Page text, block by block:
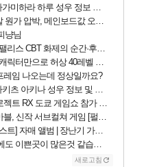
미하라 하루 성우 정보 및 주요 필모
원가 압박, 메인보드값 오르나
냥님
리스 CBT 화제의 순간·후기 모음
로 허상 40레벨 하이와티아 5분 컷!｜에이메스·린네·모니에 명함
레임 나오는데 정상일까요?
츠 아키나 성우 정보 및 주요 필모
트 RX 도쿄 게임쇼 참가 결정
신작 서브컬쳐 게임 [펄 인 블루] 티저 사이트 오픈
매 앨범 | 장난기 가득한 오후의 공원 (리메이크판)
도 이쁜곳이 많은것 같습니다
새로고침